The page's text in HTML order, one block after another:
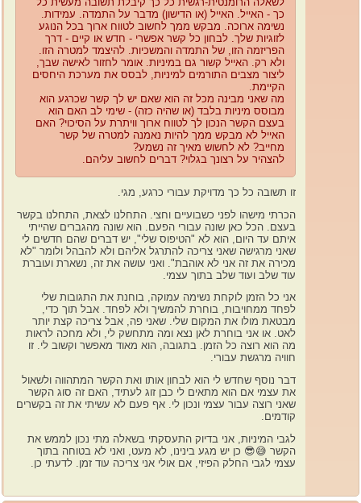
לשאלה הרומנטית-רגשית כל כך קיבלת תשובה מעשית כל
כך - האייל. האייל (או הדישון) מדבר על התמדה. עמידות.
נשימה ארוכה. מבקש ממך לחשוב לטווח ארוך בכל הנוגע
לזוגיות שלך. לבחון כל קשר אפשרי - חדש או קיים - דרך
הפריזמה הזו, של התמדה והמשכיות. להיצמד למטרה הזו.
ולא רק. האייל קשור גם במיניות. אומר לחזור לאישה שבך,
ליצור מצבים התורמים למיניות, לבסס את מערכת היחסים
הקיימת.
מה שאני מבינה מכל זה הוא שאם יש לך קשר שכרגע הוא
מבוסס מיניות בלבד (או שהיה כזה) - שימי לב האם הוא
בעצם הקשר הנכון לך לטווח ארוך וויתרת על הסיכוי? האם
האייל לא מבקש ממך להיות נאמנה למטרה של קשר
מחייב? לא לחשוש מאיך זה נשמע?
להצהיר על רצונך בגלוי? דברים לחשוב עליהם.
זו תשובה כל כך מדויקת עבורי כרגע, מגי.
הכרתי מישהו לפני כשבועיים וחצי. התחלנו לצאת, התחלנו בקשר
בעצם. הכל כאן שונה עבורי הפעם. הוא שונה מהגברים שהייתי
איתם עד היום, הוא לא "הטיפוס שלי", יש דברים שהם חדשים לי
שאני מרגישה שאני צריכה להתרגל אליהם ולא להבהל ולומר "לא
מכירה את זה אני לא אוהבת". ואני עושה את זה, נשארת ועוברת
עוד שלב ועוד שלב בתוך עצמי.
אני כל הזמן לוקחת נשימה עמוקה, בוחנת את התגובות שלי
לפחד ממחויבות, בוחרת להמשיך ולא לפחד. אבל תוך כדי,
מבטאת מולו את המקום שלי. שאני פה, אבל צריכה קצת יותר
לאט. או אני בוחרת לאן נצא ומה מתחשק לי, ולא מחכה לראות
מה הוא רוצה כל הזמן. בתגובה, הוא מאוד מאפשר וקשוב לי. זו
חוויה מרגשת עבורי.
דבר נוסף שחדש לי הוא לבחון אותו ואת הקשר המתהווה ולשאול
את עצמי אם הוא מתאים לי כבן זוג לעתיד, האם זה סוג הקשר
שאני רוצה עבור עצמי ונכון לי. אף פעם לא עשיתי את זה בקשרים
קודמים.
לגבי המיניות, אני בדיוק התעסקתי בשאלה מתי נכון לממש את
הקשר 😅😎 כן יש מגע בינינו, לא מעט, ואני לא בטוחה בתוך
עצמי לגבי החלק הפיזי, אם אולי אני צריכה עוד זמן. לדעתי כן.